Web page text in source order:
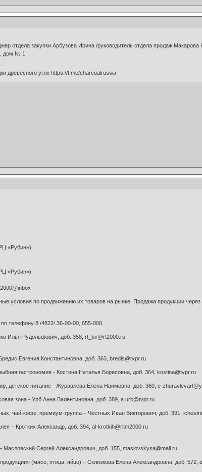
отдела закупки Арбузова Ирина /руководитель отдела продаж
дом № 1
древесного угля https://t.me/charcoalrussia
«Рубин»)
«Рубин»)
условия по продвижению их товаров на рынке. Продажа продукции через
телефону 8 /4822/ 36-00-00, 655-000.
Илья Рудольфович, доб. 358, rt_kir@rt2000.ru
Евгения Константиновна, доб. 363, bredis@tvpr.ru
гастрономия - Костина Наталья Борисовна, доб. 364, kostina@tvpr.ru
детское питание - Журавлева Елена Наимовна, доб. 360, e-
зона - Урб Анна Валентиновна, доб. 389, a.urb@tvpr.ru
чай-кофе, премиум-группа – Честных Иван Викторович, доб. 391,
– Кротких Александр, доб. 394, al-krotkih@ritm2000.ru
Масловский Сергей Александрович, доб. 155, maslovskysa@mail.ru
(мясо, птица, яйцо) – Склизкова Елена Александровна, доб. 572,